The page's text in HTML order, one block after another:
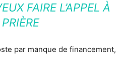
FAIRE L’APPEL À
par manque de financement,